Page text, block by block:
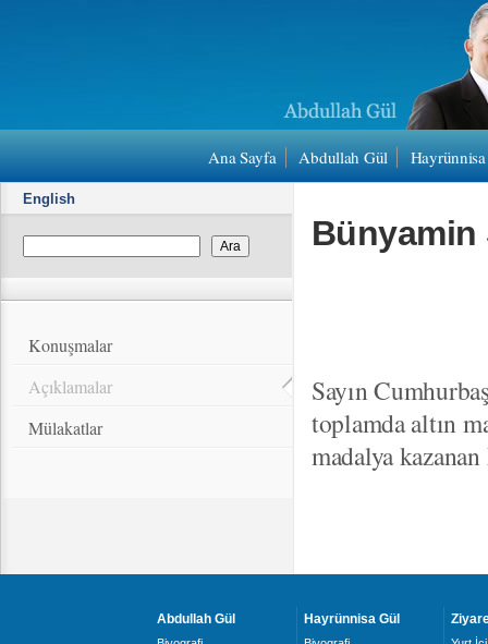
Ana Sayfa Abdullah Gül
English
Konuşmalar
Açıklamalar
Mülakatlar
Bünyamin
Sayın
toplamda altın
madalya
Abdullah Gül Hayrünnisa Gül